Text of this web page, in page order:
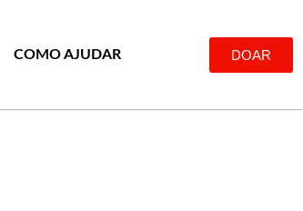
COMO AJUDAR DOAR